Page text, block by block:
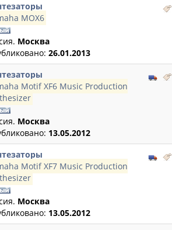
MOX6
Москва
26.01.2013
Motif XF6 Music Production
Москва
13.05.2012
Motif XF7 Music Production
Москва
13.05.2012